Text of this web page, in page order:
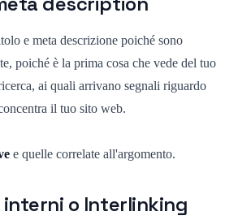
e meta descrizione poiché sono
poiché è la prima cosa che vede del tuo
ai quali arrivano segnali riguardo
il tuo sito web.
e quelle correlate all'argomento.
interni o Interlinking